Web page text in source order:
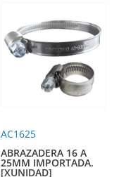
AC1625
ABRAZADERA 16 A
25MM IMPORTADA.
[XUNIDAD]